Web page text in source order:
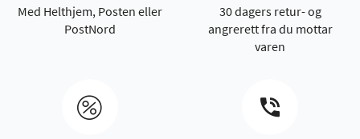
Med Helthjem, Posten eller
PostNord
30 dagers retur- og
angrerett fra du mottar
varen